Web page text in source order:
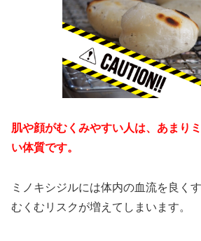
肌や顔がむくみやすい人は、あまり
い体質です。
ミノキシジルには体内の血流を良く
むくむリスクが増えてしまいます。